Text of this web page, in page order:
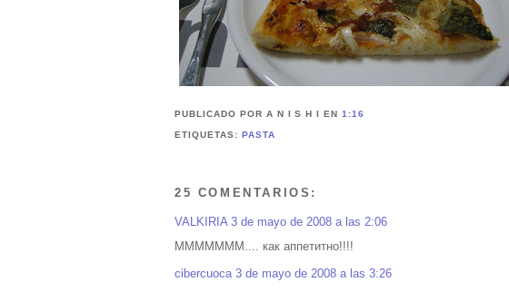
PUBLICADO POR A N I S H IEN1:16
ETIQUETAS: PASTA
25 COMENTARIOS:
VALKIRIA 3 de mayo de 2008 a las 2:06
МММММММ.... как аппетитно!!!!
cibercuoca 3 de mayo de 2008 a las 3:26